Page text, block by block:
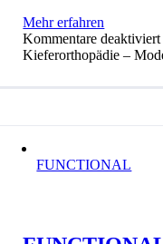
Mehr erfahren
Kommentare deaktiviert
Kieferorthopädie –
FUNCTIONAL